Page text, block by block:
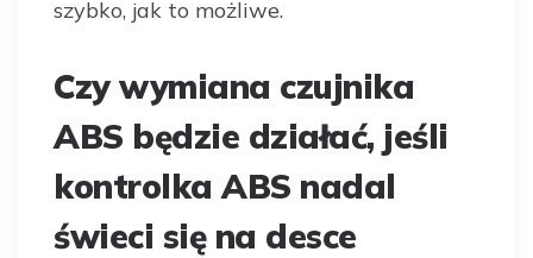
szybko, jak to możliwe.
Czy wymiana czujnika
ABS będzie działać, jeśli
kontrolka ABS nadal
świeci się na desce